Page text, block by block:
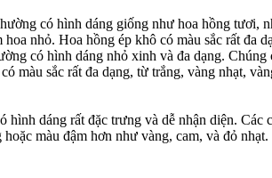
có hình dáng giống như hoa hồng tươi,
hoa nhỏ. Hoa hồng ép khô có màu sắc rất đa
có hình dáng nhỏ xinh và đa dạng.
màu sắc rất đa dạng, từ trắng, vàng nhạt,
hình dáng rất đặc trưng và dễ nhận diện. Các
màu đậm hơn như vàng, cam, và đỏ nhạt.